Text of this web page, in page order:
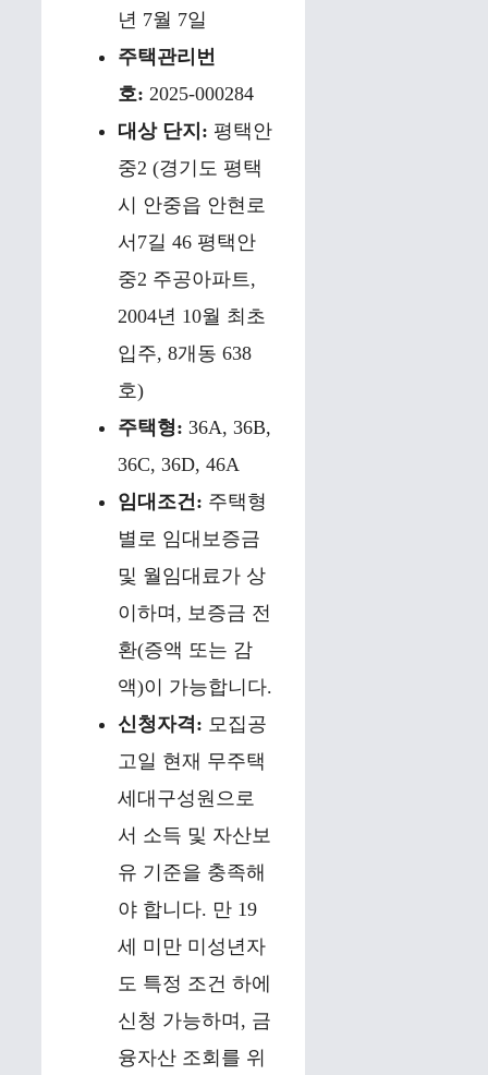
년 7월 7일
주택관리번
호: 2025-000284
대상 단지: 평택안
중2 (경기도 평택
시 안중읍 안현로
서7길 46 평택안
중2 주공아파트,
2004년 10월 최초
입주, 8개동 638
호)
주택형: 36A, 36B,
36C, 36D, 46A
임대조건: 주택형
별로 임대보증금
및 월임대료가 상
이하며, 보증금 전
환(증액 또는 감
액)이 가능합니다.
신청자격: 모집공
고일 현재 무주택
세대구성원으로
서 소득 및 자산보
유 기준을 충족해
야 합니다. 만 19
세 미만 미성년자
도 특정 조건 하에
신청 가능하며, 금
융자산 조회를 위